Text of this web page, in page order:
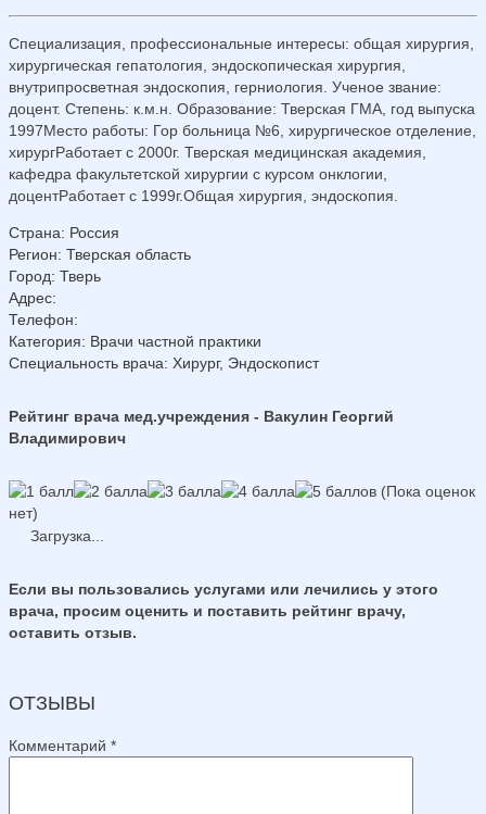
Специализация, профессиональные интересы: общая хирургия,
хирургическая гепатология, эндоскопическая хирургия,
внутрипросветная эндоскопия, герниология. Ученое звание:
доцент. Степень: к.м.н. Образование: Тверская ГМА, год выпуска
1997Место работы: Гор больница №6, хирургическое отделение,
хирургРаботает с 2000г. Тверская медицинская академия,
кафедра факультетской хирургии с курсом онклогии,
доцентРаботает с 1999г.Общая хирургия, эндоскопия.
Страна: Россия
Регион: Тверская область
Город: Тверь
Адрес:
Телефон:
Категория: Врачи частной практики
Специальность врача: Хирург, Эндоскопист
Рейтинг врача мед.учреждения - Вакулин Георгий
Владимирович
(Пока оценок
нет)
Загрузка...
Если вы пользовались услугами или лечились у этого
врача, просим оценить и поставить рейтинг врачу,
оставить отзыв.
ОТЗЫВЫ
Комментарий *